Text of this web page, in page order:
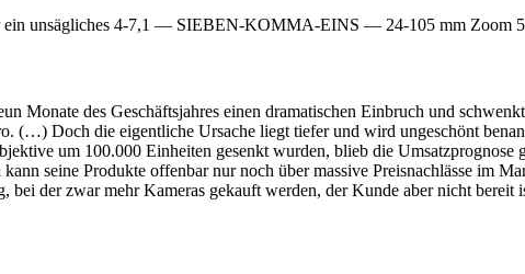
unsägliches 4-7,1 — SIEBEN-KOMMA-EINS — 24-105 mm Zoom
des Geschäftsjahres einen dramatischen Einbruch und
(…) Doch die eigentliche Ursache liegt tiefer und wird ungeschönt
um 100.000 Einheiten gesenkt wurden, blieb die Umsatzprognose
seine Produkte offenbar nur noch über massive Preisnachlässe im
der zwar mehr Kameras gekauft werden, der Kunde aber nicht bereit